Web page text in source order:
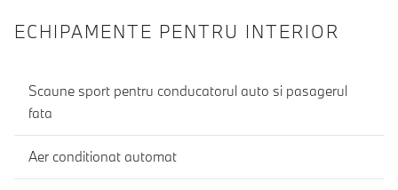
ECHIPAMENTE PENTRU INTERIOR
Scaune sport pentru conducatorul auto si pasagerul
fata
Aer conditionat automat